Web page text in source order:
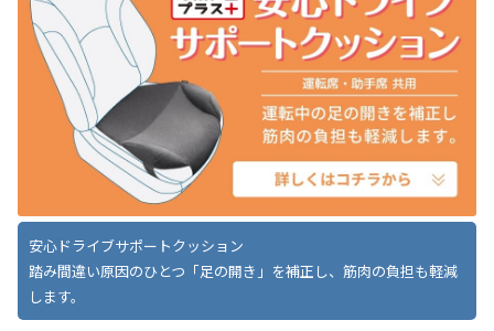
安心ドライブサポートクッション
踏み間違い原因のひとつ「足の開き」を補正し、筋肉の負担も軽減
します。